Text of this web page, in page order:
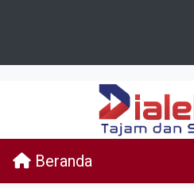
Beranda